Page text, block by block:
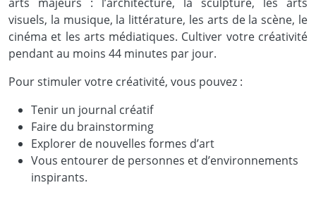
visuels, la musique, la littérature, les arts de la scène, le
cinéma et les arts médiatiques. Cultiver votre créativité
pendant au moins 44 minutes par jour.
Pour stimuler votre créativité, vous pouvez :
Tenir un journal créatif
Faire du brainstorming
Explorer de nouvelles formes d’art
Vous entourer de personnes et d’environnements
inspirants.